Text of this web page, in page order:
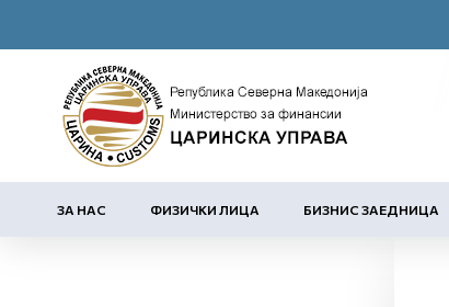
ЗА НАС ФИЗИЧКИ ЛИЦА БИЗНИС ЗАЕДНИЦА